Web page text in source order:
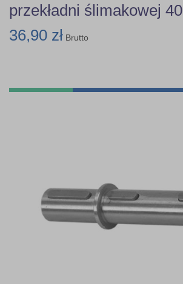
przekładni ślimakowej 40
36,90 zł Brutto